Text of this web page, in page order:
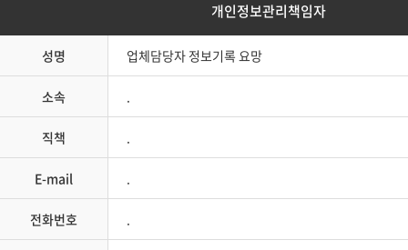
개인정보관리책임자
성명 업체담당자 정보기록 요망
소속 .
직책 .
E-mail .
전화번호 .